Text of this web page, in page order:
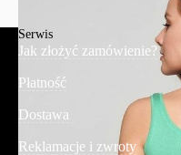
Serwis
Jak złożyć zamówienie?
Płatność
Dostawa
Reklamacje i zwroty